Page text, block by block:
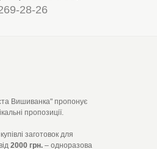
28-26
Вишиванка" пропонує
пропозиції.
заготовок для
2000 грн. – одноразова